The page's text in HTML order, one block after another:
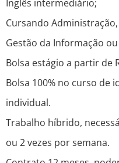
Inglês intermediário;
Cursando
Gestão da Informação
Bolsa estágio a partir de
Bolsa 100% no curso de
individual.
Trabalho híbrido,
ou 2 vezes por semana.